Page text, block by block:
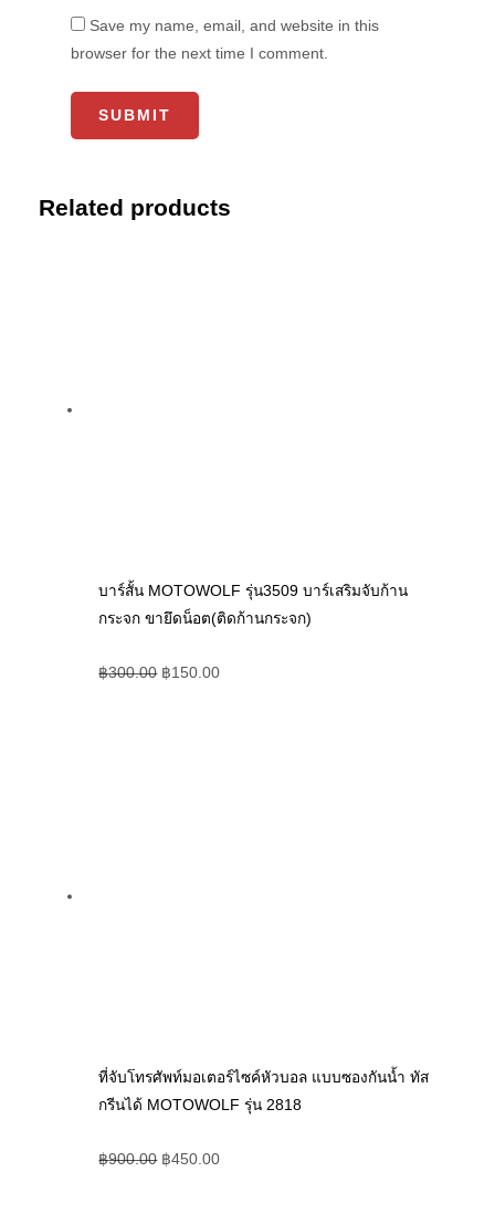
Save my name, email, and website in this
browser for the next time I comment.
Related products
บาร์สั้น MOTOWOLF รุ่น3509 บาร์เสริมจับก้าน
กระจก ขายึดน็อต(ติดก้านกระจก)
฿300.00 ฿150.00
ที่จับโทรศัพท์มอเตอร์ไซค์หัวบอล แบบซองกันน้ำ ทัส
กรีนได้ MOTOWOLF รุ่น 2818
฿900.00 ฿450.00